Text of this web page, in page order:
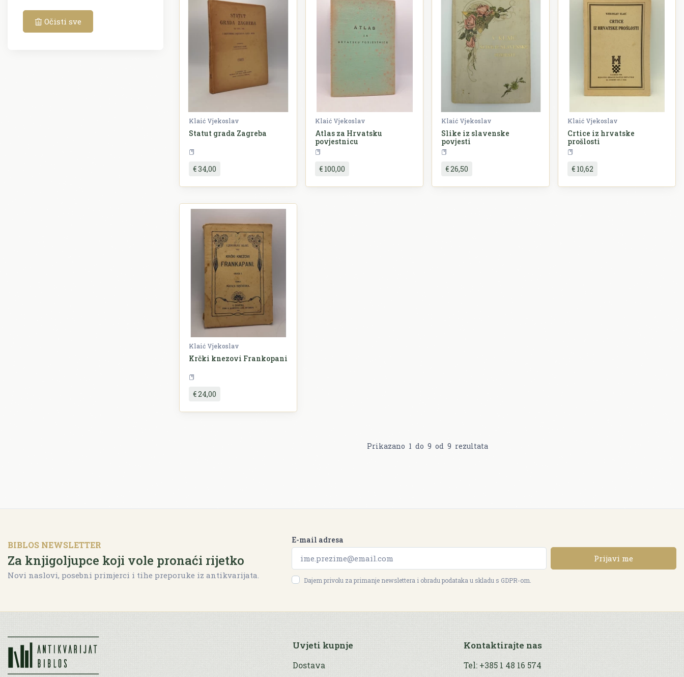
Očisti sve
Klaić Vjekoslav
Statut grada Zagreba
€ 34,00
Klaić Vjekoslav
Atlas za Hrvatsku
povjestnicu
€ 100,00
Klaić Vjekoslav
Slike iz slavenske
povjesti
€ 26,50
Klaić Vjekoslav
Crtice iz hrvatske
prošlosti
€ 10,62
Klaić Vjekoslav
Krčki knezovi Frankopani
€ 24,00
Prikazano 1 do 9 od 9 rezultata
BIBLOS NEWSLETTER
Za knjigoljupce koji vole pronaći rijetko
Novi naslovi, posebni primjerci i tihe preporuke iz antikvarijata.
E-mail adresa
Prijavi me
Dajem privolu za primanje newslettera i obradu podataka u skladu s GDPR-om.
Uvjeti kupnje
Dostava
Kontaktirajte nas
Tel: +385 1 48 16 574